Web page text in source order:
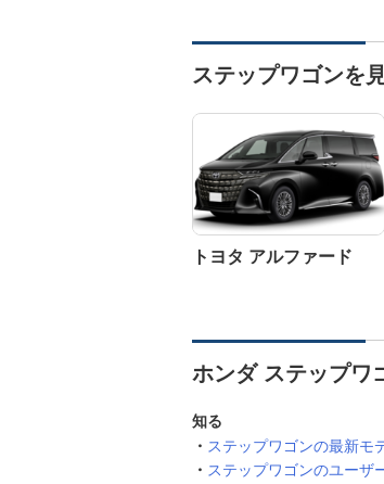
ステップワゴンを
トヨタ アルファード
ホンダ ステップワ
知る
ステップワゴンの最新モ
ステップワゴンのユーザ